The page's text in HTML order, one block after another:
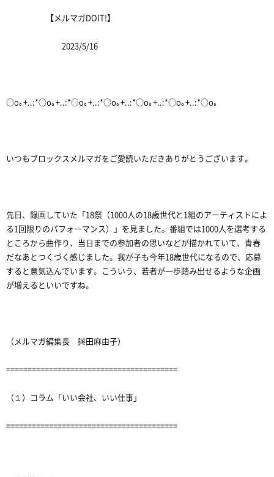
【メルマガDOIT!】
2023/5/16
○o｡+..:*○o｡+..:*○o｡+..:*○o｡+..:*○o｡+..:*○o｡+..:*○o｡
いつもブロックスメルマガをご愛読いただきありがとうございます。
先日、録画していた「18祭（1000人の18歳世代と1組のアーティストによ
る1回限りのパフォーマンス）」を見ました。番組では1000人を選考する
ところから曲作り、当日までの参加者の思いなどが描かれていて、青春
だなあとつくづく感じました。我が子も今年18歳世代になるので、応募
すると意気込んでいます。こういう、若者が一歩踏み出せるような企画
が増えるといいですね。
（メルマガ編集長 與田麻由子）
========================================
（１）コラム「いい会社、いい仕事」
========================================